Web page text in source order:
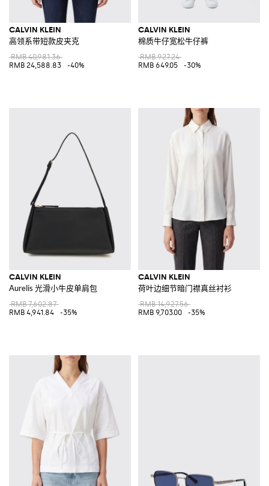
CALVIN KLEIN
高领系带短款皮夹克
RMB 40,981.36
RMB 24,588.83
-40%
CALVIN KLEIN
棉质牛仔宽松牛仔裤
RMB 927.24
RMB 649.05
-30%
CALVIN KLEIN
Aurelis 光滑小牛皮单肩包
RMB 7,602.87
RMB 4,941.84
-35%
CALVIN KLEIN
荷叶边细节暗门襟真丝衬衫
RMB 14,927.56
RMB 9,703.00
-35%